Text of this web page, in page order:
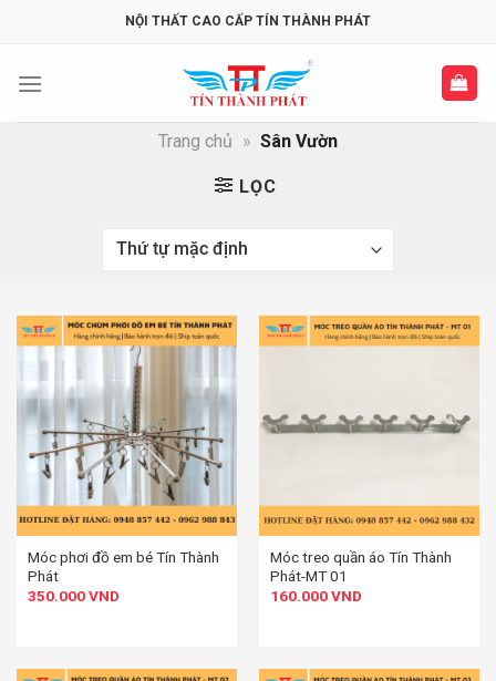
NỘI THẤT CAO CẤP TÍN THÀNH PHÁT
Trang chủ » Sân Vườn
LỌC
Móc phơi đồ em bé Tín Thành
Phát
350.000VND
Móc treo quần áo Tín Thành
Phát-MT 01
160.000VND